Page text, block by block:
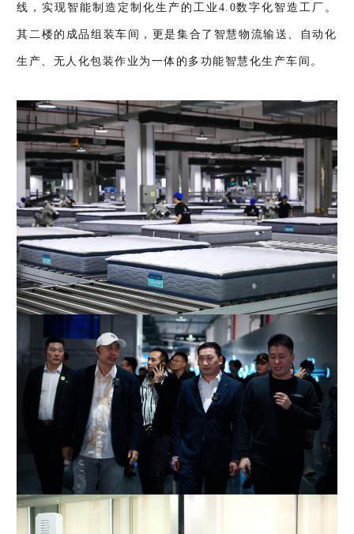
线，实现智能制造定制化生产的工业4.0数字化智造工厂。
其二楼的成品组装车间，更是集合了智慧物流输送、自动化
生产、无人化包装作业为一体的多功能智慧化生产车间。